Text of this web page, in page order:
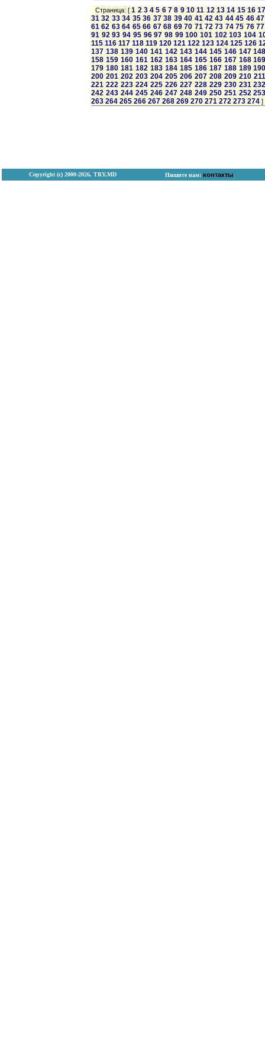
Страница: [1 2 3 4 5 6 7 8 9 10 11 12 13 14 15 16
31 32 33 34 35 36 37 38 39 40 41 42 43 44 45 46 47
61 62 63 64 65 66 67 68 69 70 71 72 73 74 75 76 77
91 92 93 94 95 96 97 98 99 100 101 102 103 104
115 116 117 118 119 120 121 122 123 124 125 126
137 138 139 140 141 142 143 144 145 146 147
158 159 160 161 162 163 164 165 166 167 168
179 180 181 182 183 184 185 186 187 188 189
200 201 202 203 204 205 206 207 208 209 210 211
221 222 223 224 225 226 227 228 229 230 231
242 243 244 245 246 247 248 249 250 251 252
263 264 265 266 267 268 269 270 271 272 273 274 ]
Copyright (с) 2000-2026, TRY.MD Пишите нам: контакты